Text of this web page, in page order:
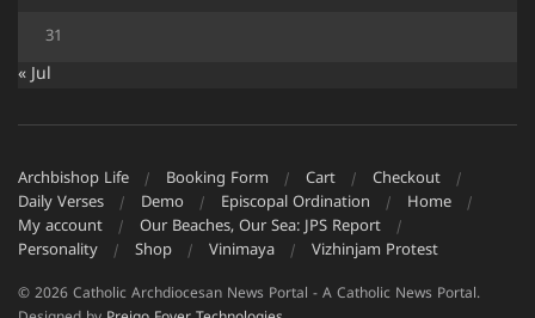
31
« Jul
Archbishop Life Booking Form Cart
Checkout
Daily Verses
Demo Episcopal Ordination
Home
My account
Our Beaches, Our Sea: JPS Report
Personality
Shop Vinimaya Vizhinjam Protest
© 2026 Catholic Archdiocesan News Portal - A Catholic News Portal.